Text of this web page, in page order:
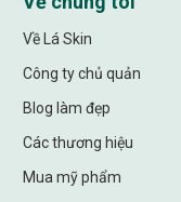
Về Lá Skin
Công ty chủ quản
Blog làm đẹp
Các thương hiệu
Mua mỹ phẩm